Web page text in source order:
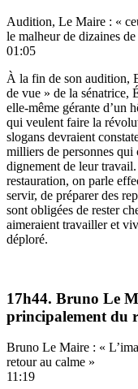
Audition, Le Maire : «
le malheur de dizaines
01:05
À la fin de son audition,
de vue » de la sénatrice,
elle-même gérante d’un
qui veulent faire la
slogans devraient
milliers de personnes
dignement de leur
restauration, on parle
servir, de préparer des
sont obligées de rester
aimeraient travailler et
déploré.
17h44. Bruno Le
principalement du
Bruno Le Maire : «
retour au calme »
11:19